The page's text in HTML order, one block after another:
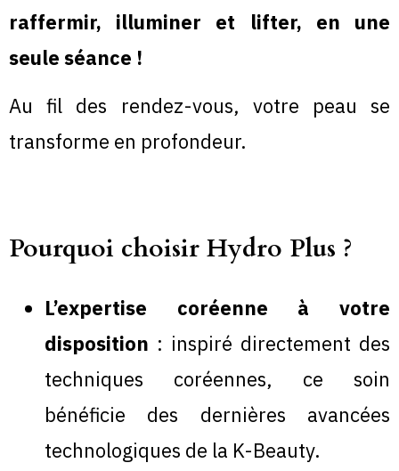
raffermir, illuminer et lifter, en une
seule séance !
Au fil des rendez-vous, votre peau se
transforme en profondeur.
Pourquoi choisir Hydro Plus ?
L’expertise coréenne à votre
disposition : inspiré directement des
techniques coréennes, ce soin
bénéficie des dernières avancées
technologiques de la K-Beauty.